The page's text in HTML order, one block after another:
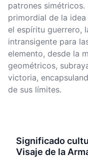
patrones simétricos.
primordial de la
el espíritu guerrero,
intransigente para
elemento, desde la
geométricos,
victoria,
de sus límites.
Significado
Visaje de la